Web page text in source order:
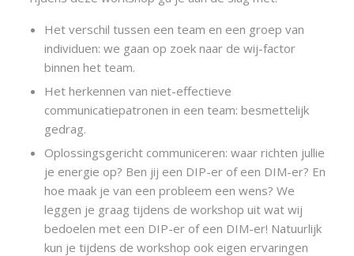
Het verschil tussen een team en een groep van
individuen: we gaan op zoek naar de wij-factor
binnen het team.
Het herkennen van niet-effectieve
communicatiepatronen in een team: besmettelijk
gedrag.
Oplossingsgericht communiceren: waar richten jullie
je energie op? Ben jij een DIP-er of een DIM-er? En
hoe maak je van een probleem een wens? We
leggen je graag tijdens de workshop uit wat wij
bedoelen met een DIP-er of een DIM-er! Natuurlijk
kun je tijdens de workshop ook eigen ervaringen